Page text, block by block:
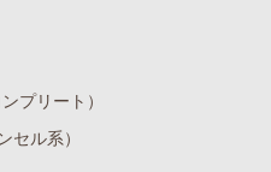
プリート）
セル系）